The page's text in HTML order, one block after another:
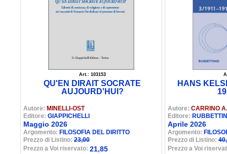
Art.: 103153
QU'EN DIRAIT SOCRATE
AUJOURD'HUI?
Autore: MINELLI-OST
Editore: GIAPPICHELLI
Maggio 2026
Argomento: FILOSOFIA DEL DIRITTO
Prezzo di Listino: 23,00
Prezzo a Voi riservato: 21,85
HANS
Autore: CARRINO
Editore:
Aprile 2026
Argomento:
Prezzo di Listino:
Prezzo a Voi